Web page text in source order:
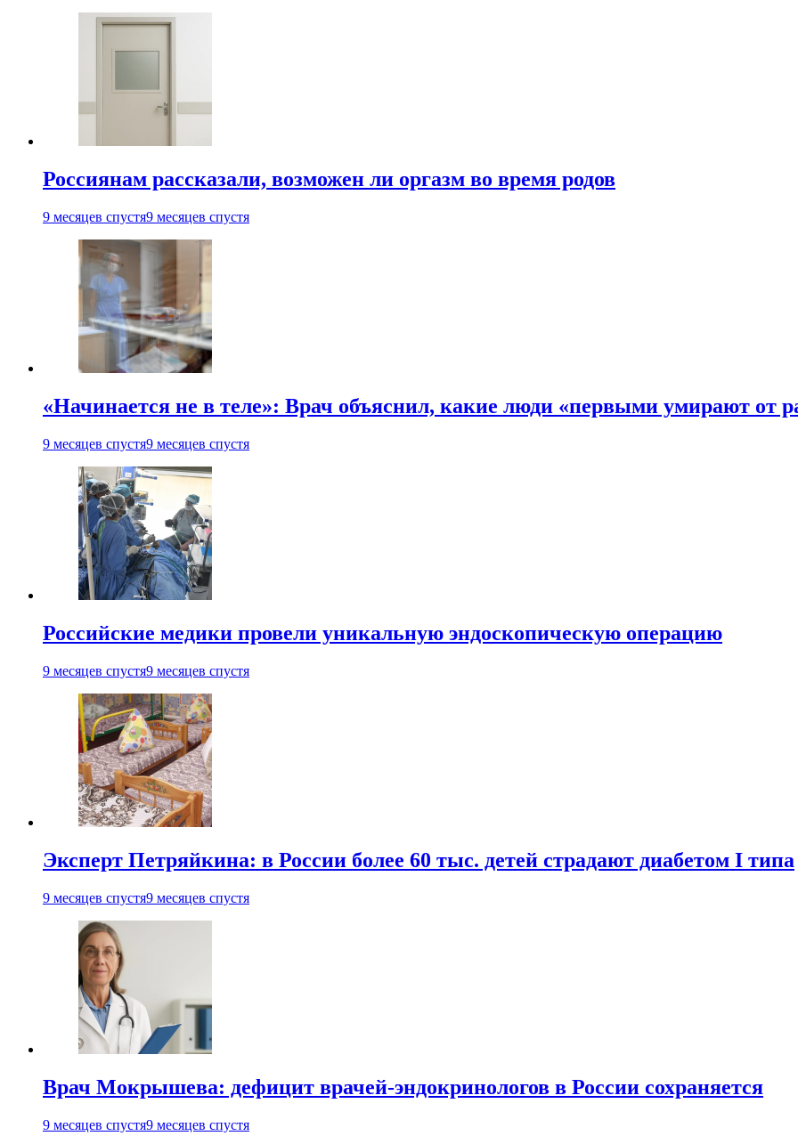
Россиянам рассказали, возможен ли оргазм во время родов
9 месяцев спустя9 месяцев спустя
«Начинается не в теле»: Врач объяснил, какие люди «первыми умирают от
9 месяцев спустя9 месяцев спустя
Российские медики провели уникальную эндоскопическую операцию
9 месяцев спустя9 месяцев спустя
Эксперт Петряйкина: в России более 60 тыс. детей страдают диабетом I типа
9 месяцев спустя9 месяцев спустя
Врач Мокрышева: дефицит врачей-эндокринологов в России сохраняется
9 месяцев спустя9 месяцев спустя